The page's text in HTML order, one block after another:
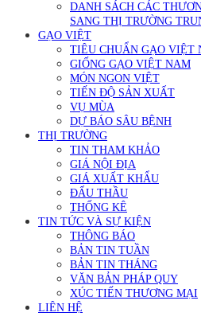
DANH SÁCH CÁC
SANG THỊ TRƯỜNG
GẠO VIỆT
TIÊU CHUẨN GẠO VIỆT
GIỐNG GẠO VIỆT NAM
MÓN NGON VIỆT
TIẾN ĐỘ SẢN XUẤT
VỤ MÙA
DỰ BÁO SÂU BỆNH
THỊ TRƯỜNG
TIN THAM KHẢO
GIÁ NỘI ĐỊA
GIÁ XUẤT KHẨU
ĐẤU THẦU
THỐNG KÊ
TIN TỨC VÀ SỰ KIỆN
THÔNG BÁO
BẢN TIN TUẦN
BẢN TIN THÁNG
VĂN BẢN PHÁP QUY
XÚC TIẾN THƯƠNG MẠI
LIÊN HỆ